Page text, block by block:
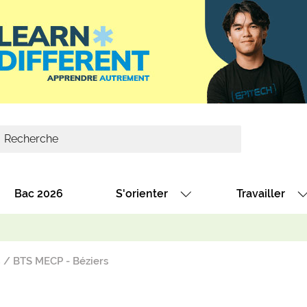
Bac 2026 S'orienter Travailler
BTS MECP - Béziers